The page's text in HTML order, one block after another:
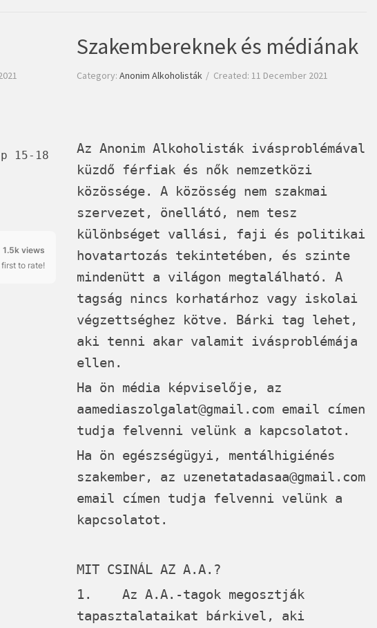
15-18
1.5k views
to rate!
Szakembereknek és médiának
Category: Anonim Alkoholisták Created: 11 December 2021
Az Anonim Alkoholisták ivásproblémával
küzdő férfiak és nők nemzetközi
közössége. A közösség nem szakmai
szervezet, önellátó, nem tesz
különbséget vallási, faji és politikai
hovatartozás tekintetében, és szinte
mindenütt a világon megtalálható. A
tagság nincs korhatárhoz vagy iskolai
végzettséghez kötve. Bárki tag lehet,
aki tenni akar valamit ivásproblémája
ellen.
Ha ön média képviselője, az
aamediaszolgalat@gmail.com email címen
tudja felvenni velünk a kapcsolatot.
Ha ön egészségügyi, mentálhigiénés
szakember, az uzenetatadasaa@gmail.com
email címen tudja felvenni velünk a
kapcsolatot.
MIT CSINÁL AZ A.A.?
1. Az A.A.-tagok megosztják
tapasztalataikat bárkivel, aki